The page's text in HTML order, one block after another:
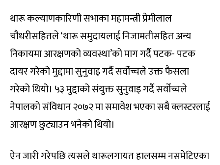
थारू कल्याणकारिणी सभाका महामन्त्री प्रेमीलाल
चौधरीसहितले ‘थारू समुदायलाई निजामतीसहित अन्य
निकायमा आरक्षणको व्यवस्था’को माग गर्दै पटक- पटक
दायर गरेको मुद्दामा सुनुवाइ गर्दै सर्वोच्चले उक्त फैसला
गरेको थियो। ५३ मुद्दाको संयुक्त सुनुवाइ गर्दै सर्वोच्चले
नेपालको संविधान २०७२ मा समावेश भएका सबै क्लस्टरलाई
आरक्षण छुट्याउन भनेको थियो।
ऐन जारी गरेपछि त्यसले थारूलगायत हालसम्म नसमेटिएका